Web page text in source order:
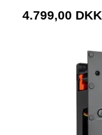
4.799,00 DKK